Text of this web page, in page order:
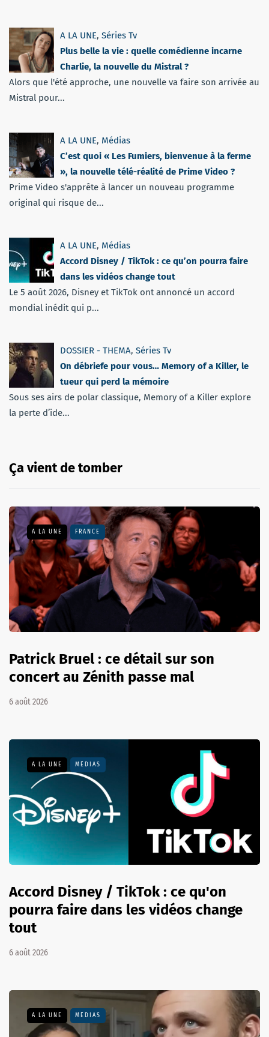
A LA UNE, Séries Tv
Plus belle la vie : quelle comédienne incarne
Charlie, la nouvelle du Mistral ?
Alors que l'été approche, une nouvelle va faire son arrivée au
Mistral pour...
A LA UNE, Médias
C’est quoi « Les Fumiers, bienvenue à la ferme
», la nouvelle télé-réalité de Prime Video ?
Prime Video s'apprête à lancer un nouveau programme
original qui risque de...
A LA UNE, Médias
Accord Disney / TikTok : ce qu’on pourra faire
dans les vidéos change tout
Le 5 août 2026, Disney et TikTok ont annoncé un accord
mondial inédit qui p...
DOSSIER - THEMA, Séries Tv
On débriefe pour vous… Memory of a Killer, le
tueur qui perd la mémoire
Sous ses airs de polar classique, Memory of a Killer explore
la perte d’ide...
Ça vient de tomber
A LA UNE FRANCE
Patrick Bruel : ce détail sur son
concert au Zénith passe mal
6 août 2026
A LA UNE MÉDIAS
Accord Disney / TikTok : ce qu'on
pourra faire dans les vidéos change
tout
6 août 2026
A LA UNE MÉDIAS